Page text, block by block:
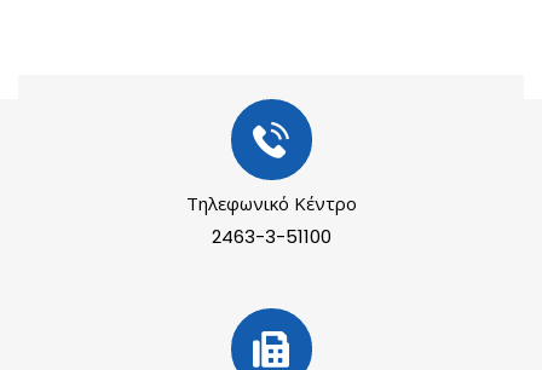
Τηλεφωνικό Κέντρο
2463-3-51100